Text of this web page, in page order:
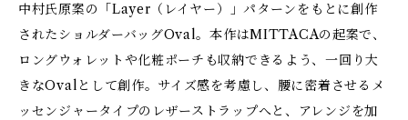
中村氏原案の「Layer（レイヤー）」パターンをもとに創作
されたショルダーバッグOval。本作はMITTACAの起案で、
ロングウォレットや化粧ポーチも収納できるよう、一回り大
きなOvalとして創作。サイズ感を考慮し、腰に密着させるメ
ッセンジャータイプのレザーストラップへと、アレンジを加